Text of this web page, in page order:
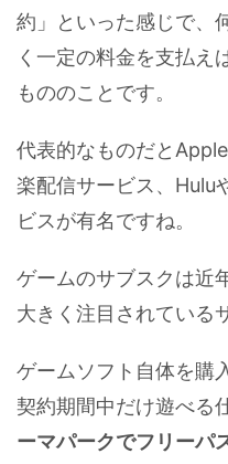
約」といった感じで、
く一定の料金を支払え
もののことです。
代表的なものだと
楽配信サービス、Hulu
ビスが有名ですね。
ゲームのサブスクは近
大きく注目されている
ゲームソフト自体を購
契約期間中だけ遊べる
ーマパークでフリーパ